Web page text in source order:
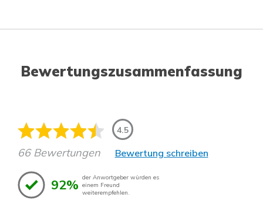
Bewertungszusammenfassung
4.5
66 Bewertungen Bewertung schreiben
92% der Anwortgeber würden es
einem Freund
weiterempfehlen.